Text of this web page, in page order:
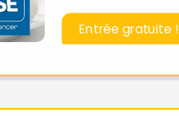
Entrée gratuite !